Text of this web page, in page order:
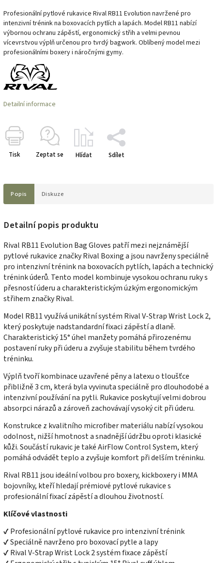
Profesionální pytlové rukavice Rival RB11 Evolution navržené pro
intenzivní trénink na boxovacích pytlích a lapách. Model RB11 nabízí
výbornou ochranu zápěstí, ergonomický střih a velmi pevnou
vícevrstvou výplň určenou pro tvrdý bagwork. Oblíbený model mezi
profesionálními boxery i náročnými gymy.
Detailní informace
Tisk Zeptat se Hlídat Sdílet
Popis Diskuze
Detailní popis produktu
Rival RB11 Evolution Bag Gloves patří mezi nejznámější
pytlové rukavice značky Rival Boxing a jsou navrženy speciálně
pro intenzivní trénink na boxovacích pytlích, lapách a technický
trénink úderů. Tento model kombinuje vysokou ochranu ruky s
přesností úderu a charakteristickým úzkým ergonomickým
střihem značky Rival.
Model RB11 využívá unikátní systém Rival V-Strap Wrist Lock 2,
který poskytuje nadstandardní fixaci zápěstí a dlaně.
Charakteristický 15° úhel manžety pomáhá přirozenému
postavení ruky při úderu a zvyšuje stabilitu během tvrdého
tréninku.
Výplň tvoří kombinace uzavřené pěny a latexu o tloušťce
přibližně 3 cm, která byla vyvinuta speciálně pro dlouhodobé a
intenzivní používání na pytli. Rukavice poskytují velmi dobrou
absorpci nárazů a zároveň zachovávají vysoký cit při úderu.
Konstrukce z kvalitního microfiber materiálu nabízí vysokou
odolnost, nižší hmotnost a snadnější údržbu oproti klasické
kůži. Součástí rukavic je také AirFlow Control System, který
pomáhá odvádět teplo a zvyšuje komfort při delším tréninku.
Rival RB11 jsou ideální volbou pro boxery, kickboxery i MMA
bojovníky, kteří hledají prémiové pytlové rukavice s
profesionální fixací zápěstí a dlouhou životností.
Klíčové vlastnosti
✔ Profesionální pytlové rukavice pro intenzivní trénink
✔ Speciálně navrženo pro boxovací pytle a lapy
✔ Rival V-Strap Wrist Lock 2 systém fixace zápěstí